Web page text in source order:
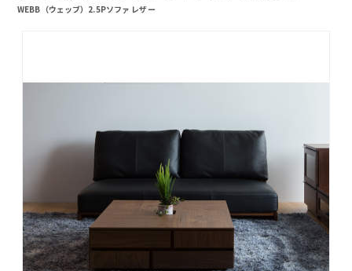
WEBB（ウェッブ）2.5Pソファ レザー